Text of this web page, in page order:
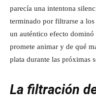
parecía una intentona
terminado por filtrarse a
un auténtico efecto
promete animar y de qué
plata durante las próximas
La filtración